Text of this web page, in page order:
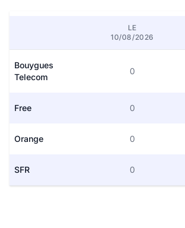
LE
10/08/2026
Bouygues
Telecom
0
Free 0
Orange 0
SFR 0